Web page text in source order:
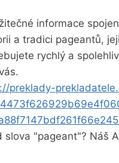
informace
a tradici pageantů,
rychlý a
preklady-
"pageant"? Náš